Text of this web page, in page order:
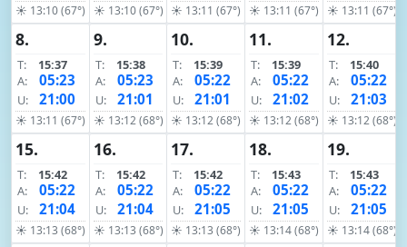
☀ 13:10 (67°) ☀ 13:10 (67°) ☀ 13:11 (67°) ☀ 13:11 (67°) ☀ 13:11 (67°)
8.
T:
15:37
A:
05:23
U: 21:00
☀ 13:11 (67°)
9.
T:
15:38
A:
05:23
U: 21:01
☀ 13:12 (68°)
10.
T:
15:39
A:
05:22
U: 21:01
☀ 13:12 (68°)
11.
T:
15:39
A:
05:22
U: 21:02
☀ 13:12 (68°)
12.
T:
15:40
A:
05:22
U: 21:03
☀ 13:12 (68°)
15.
T:
15:42
A:
05:22
U: 21:04
☀ 13:13 (68°)
16.
T:
15:42
A:
05:22
U: 21:04
☀ 13:13 (68°)
17.
T:
15:42
A:
05:22
U: 21:05
☀ 13:13 (68°)
18.
T:
15:43
A:
05:22
U: 21:05
☀ 13:14 (68°)
19.
T:
15:43
A:
05:22
U: 21:05
☀ 13:14 (68°)